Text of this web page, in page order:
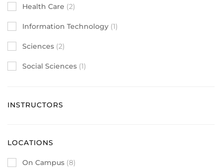
Health Care (2)
Information Technology (1)
Sciences (2)
Social Sciences (1)
INSTRUCTORS
LOCATIONS
On Campus (8)